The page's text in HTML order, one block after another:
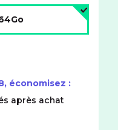
, économisez :
après achat